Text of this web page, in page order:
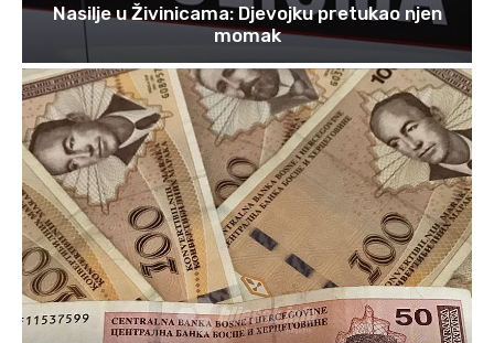
Nasilje u Živinicama: Djevojku pretukao njen
momak